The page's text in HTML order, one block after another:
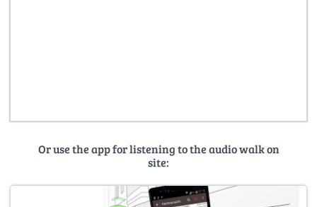
Or use the app for listening to the audio walk on
site: